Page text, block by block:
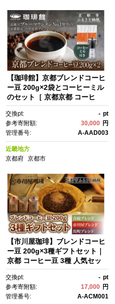
【珈琲館】京都ブレンドコーヒ
ー豆 200g×2袋とコーヒーミル
のセット［ 京都京都 コーヒ
ルーマウンテン ミル セット 人
気 おすすめ ギフト お取り寄
せ 通販 送料無料 ふるさと納
税 ]
交換pt: - pt
参考寄附額:
30,000 円
管理番号:
A-AAD003
近畿地方
京都府 京都市
【市川屋珈琲】ブレンドコーヒ
ー豆 200g×3種ギフトセット｜
京都 コーヒー豆 3種 人気セッ
のブレンドコーヒー 市川屋ブ
レンド 青磁ブレンド 馬町ブレ
ンド セット コーヒー豆 人気 お
交換pt: - pt
参考寄附額:
17,000 円
管理番号:
A-ACM001